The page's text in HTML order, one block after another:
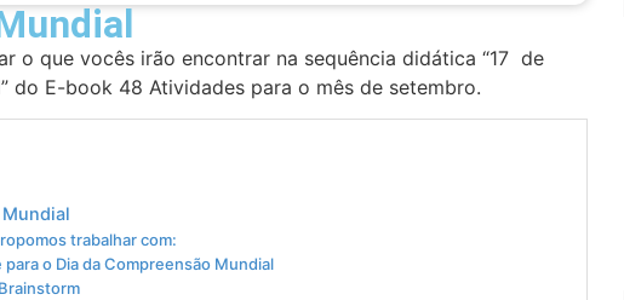
o que vocês irão encontrar na sequência didática “17 de
do E-book 48 Atividades para o mês de setembro.
trabalhar com:
o Dia da Compreensão Mundial